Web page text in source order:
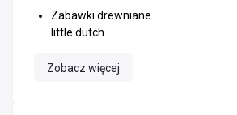
Zabawki drewniane
little dutch
Zobacz więcej